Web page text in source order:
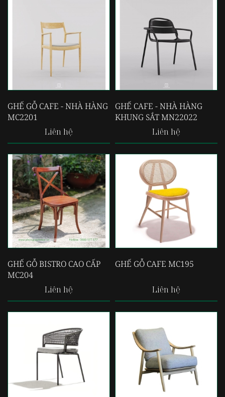
GHẾ GỖ CAFE - NHÀ HÀNG
MC2201
Liên hệ
GHẾ CAFE - NHÀ HÀNG
KHUNG SẮT MN22022
Liên hệ
GHẾ GỖ BISTRO CAO CẤP
MC204
Liên hệ
GHẾ GỖ CAFE MC195
Liên hệ